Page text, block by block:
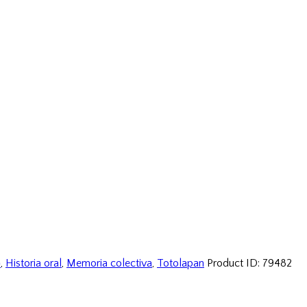
Historia oral Memoria colectiva Totolapan Product ID: 79482